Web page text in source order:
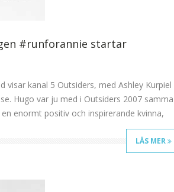
#runforannie startar
visar kanal 5 Outsiders, med Ashley Kurpiel
Hugo var ju med i Outsiders 2007 samma
enormt positiv och inspirerande kvinna,
LÄS MER